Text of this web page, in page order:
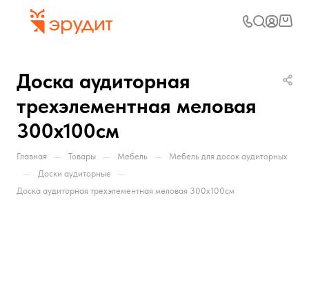
Доска аудиторная
трехэлементная меловая
300х100см
Главная — Товары — Мебель — Мебель для досок аудиторных
— Доски аудиторные —
Доска аудиторная трехэлементная меловая 300х100см